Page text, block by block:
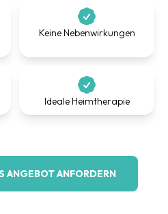
Keine Nebenwirkungen
Ideale Heimtherapie
ANGEBOT ANFORDERN